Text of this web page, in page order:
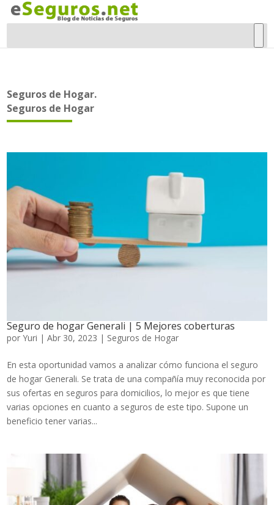
Seguros de Hogar.
Seguros de Hogar
Seguro de hogar Generali | 5 Mejores coberturas
porYuri |Abr 30, 2023 | Seguros de Hogar
En esta oportunidad vamos a analizar cómo funciona el seguro
de hogar Generali. Se trata de una compañía muy reconocida por
sus ofertas en seguros para domicilios, lo mejor es que tiene
varias opciones en cuanto a seguros de este tipo. Supone un
beneficio tener varias...